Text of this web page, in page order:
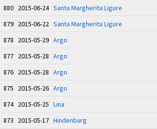
880 2015-06-24 Santa Margherita Ligure
879 2015-06-22 Santa Margherita Ligure
878 2015-05-29 Argo
877 2015-05-28 Argo
876 2015-05-28 Argo
875 2015-05-26 Argo
874 2015-05-25 Lina
873 2015-05-17 Hindenburg